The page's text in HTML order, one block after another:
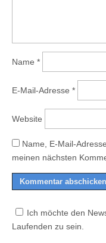
Name *
E-Mail-Adresse *
Website
Name, E-Mail-
meinen nächsten
Ich möchte den
Laufenden zu sein.